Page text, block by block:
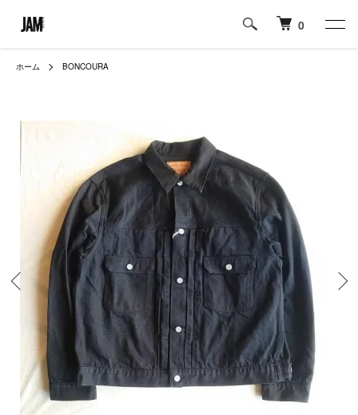
0
ホーム BONCOURA